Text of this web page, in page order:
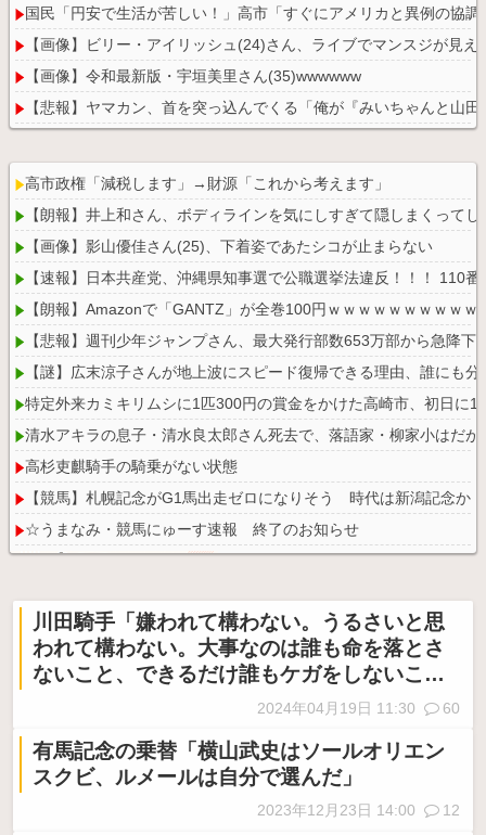
国民「円安で生活が苦しい！」高市「すぐにアメリカと異例の協
【画像】ビリー・アイリッシュ(24)さん、ライブでマンスジが見え
【画像】令和最新版・宇垣美里さん(35)wwwwww
【悲報】ヤマカン、首を突っ込んでくる「俺が『みいちゃんと山
Powered by livedoor 相互RSS
高市政権「減税します」→財源「これから考えます」
【朗報】井上和さん、ボディラインを気にしすぎて隠しまくってし
【画像】影山優佳さん(25)、下着姿であたシコが止まらない
【速報】日本共産党、沖縄県知事選で公職選挙法違反！！！ 110
【朗報】Amazonで「GANTZ」が全巻100円ｗｗｗｗｗｗｗｗｗｗ
【悲報】週刊少年ジャンプさん、最大発行部数653万部から急降
【謎】広末涼子さんが地上波にスピード復帰できる理由、誰にも
特定外来カミキリムシに1匹300円の賞金をかけた高崎市、初日に
清水アキラの息子・清水良太郎さん死去で、落語家・柳家小はだ
高杉吏麒騎手の騎乗がない状態
【競馬】札幌記念がG1馬出走ゼロになりそう 時代は新潟記念か
☆うまなみ・競馬にゅーす速報 終了のお知らせ
Powered by livedoor 相互RSS
川田騎手「嫌われて構わない。うるさいと思
われて構わない。大事なのは誰も命を落とさ
ないこと、できるだけ誰もケガをしないこ
2024年04月19日 11:30 60
有馬記念の乗替「横山武史はソールオリエン
スクビ、ルメールは自分で選んだ」
2023年12月23日 14:00 12